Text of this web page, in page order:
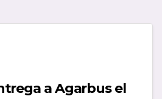
a Agarbus el